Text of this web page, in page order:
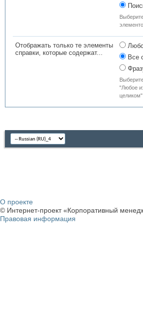
Отображать только те элементы
справки, которые содержат...
Все
"Любое
целиком"
О проекте
© Интернет-проект «Корпоративный
Правовая информация